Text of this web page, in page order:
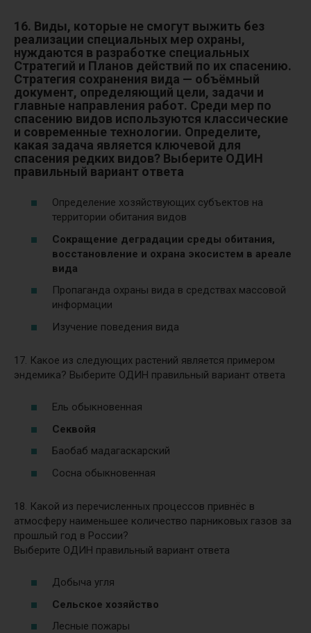
16. Виды, которые не смогут выжить без
реализации специальных мер охраны,
нуждаются в разработке специальных
Стратегий и Планов действий по их спасению.
Стратегия сохранения вида — объёмный
документ, определяющий цели, задачи и
главные направления работ. Среди мер по
спасению видов используются классические
и современные технологии. Определите,
какая задача является ключевой для
спасения редких видов? Выберите ОДИН
правильный вариант ответа
Определение хозяйствующих субъектов на
территории обитания видов
Сокращение деградации среды обитания,
восстановление и охрана экосистем в ареале
вида
Пропаганда охраны вида в средствах массовой
информации
Изучение поведения вида
17. Какое из следующих растений является примером
эндемика? Выберите ОДИН правильный вариант ответа
Ель обыкновенная
Секвойя
Баобаб мадагаскарский
Сосна обыкновенная
18. Какой из перечисленных процессов привнёс в
атмосферу наименьшее количество парниковых газов за
прошлый год в России?
Выберите ОДИН правильный вариант ответа
Добыча угля
Сельское хозяйство
Лесные пожары